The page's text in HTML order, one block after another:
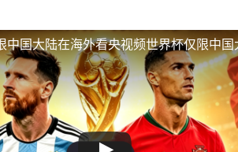
中国大陆在海外看央视频世界杯仅限中